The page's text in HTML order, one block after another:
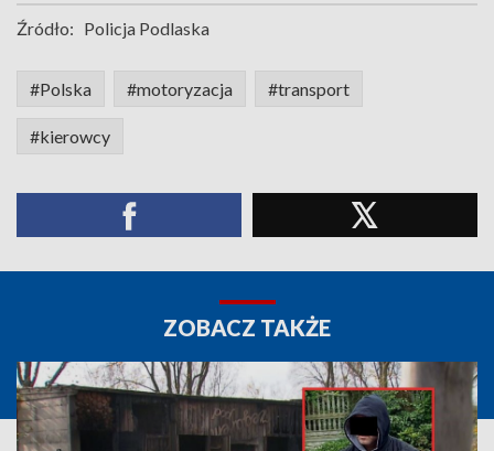
Źródło: Policja Podlaska
#Polska #motoryzacja #transport
#kierowcy
ZOBACZ TAKŻE